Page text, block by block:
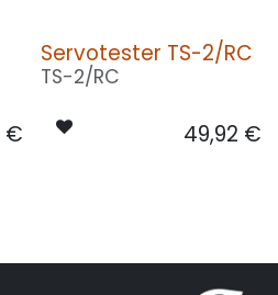
€
Servotester TS-2/RC
TS-2/RC
49,92 €